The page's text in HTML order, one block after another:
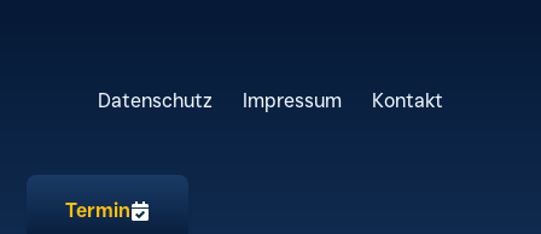
Datenschutz Impressum Kontakt
Termin